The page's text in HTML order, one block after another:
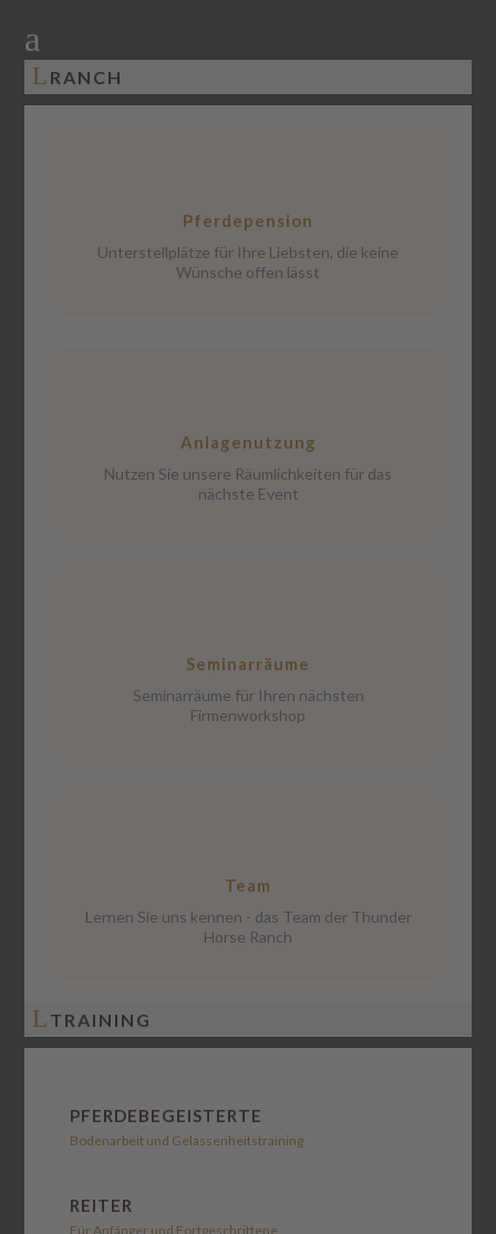
a
L RANCH
Pferdepension
Unterstellplätze für Ihre Liebsten, die keine
Wünsche offen lässt
Anlagenutzung
Nutzen Sie unsere Räumlichkeiten für das
nächste Event
Seminarräume
Seminarräume für Ihren nächsten
Firmenworkshop
Team
Lernen Sie uns kennen - das Team der Thunder
Horse Ranch
L TRAINING
PFERDEBEGEISTERTE
Bodenarbeit und Gelassenheitstraining
REITER
Für Anfänger und Fortgeschrittene